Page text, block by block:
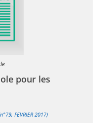
pour les
FEVRIER 2017)